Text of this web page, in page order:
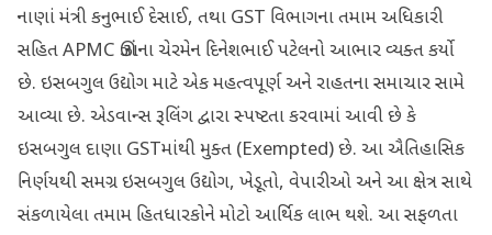
નાણાં મંત્રી કનુભાઈ દેસાઈ, તથા GST વિભાગના તમામ અધિકારી
સહિત APMC ઊંઝાના ચેરમેન દિનેશભાઈ પટેલનો આભાર વ્યક્ત કર્યો
છે. ઇસબગુલ ઉદ્યોગ માટે એક મહત્વપૂર્ણ અને રાહતના સમાચાર સામે
આવ્યા છે. એડવાન્સ રૂલિંગ દ્વારા સ્પષ્ટતા કરવામાં આવી છે કે
ઇસબગુલ દાણા GSTમાંથી મુક્ત (Exempted) છે. આ ઐતિહાસિક
નિર્ણયથી સમગ્ર ઇસબગુલ ઉદ્યોગ, ખેડૂતો, વેપારીઓ અને આ ક્ષેત્ર સાથે
સંકળાયેલા તમામ હિતધારકોને મોટો આર્થિક લાભ થશે. આ સફળતા